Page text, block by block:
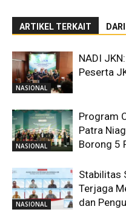
ARTIKEL TERKAIT
NASIONAL
NADI
Peserta
NASIONAL
Program
Patra
Borong 5
NASIONAL
Stabilitas
Terjaga
dan